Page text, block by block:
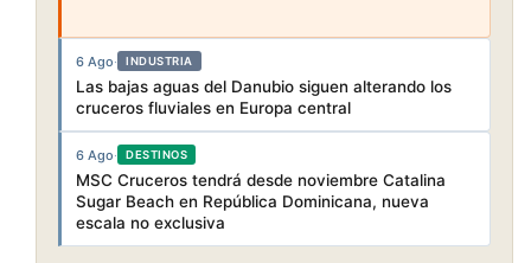
6 Ago· INDUSTRIA
Las bajas aguas del Danubio siguen alterando los
cruceros fluviales en Europa central
6 Ago· DESTINOS
MSC Cruceros tendrá desde noviembre Catalina
Sugar Beach en República Dominicana, nueva
escala no exclusiva